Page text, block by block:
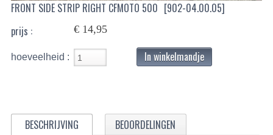
BASHAN 150CC
BASHAN 200S-7-200S-A
BRANDSTOF SYSTEEM
KABELS
FRONT SIDE STRIP RIGHT CFMOTO 500 [902-04.00.05]
prijs :
€ 14,95
hoeveelheid : In winkelmandje
BESCHRIJVING BEOORDELINGEN